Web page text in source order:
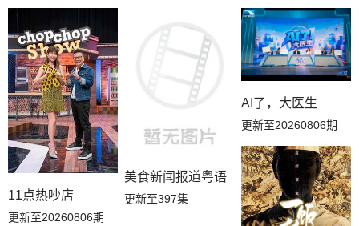
第06期 第05期 第04期
第03期 第02期 第01期
11点热吵店
更新至20260806期
美食新闻报道粤语
更新至397集
AI了，大医生
更新至20260806期